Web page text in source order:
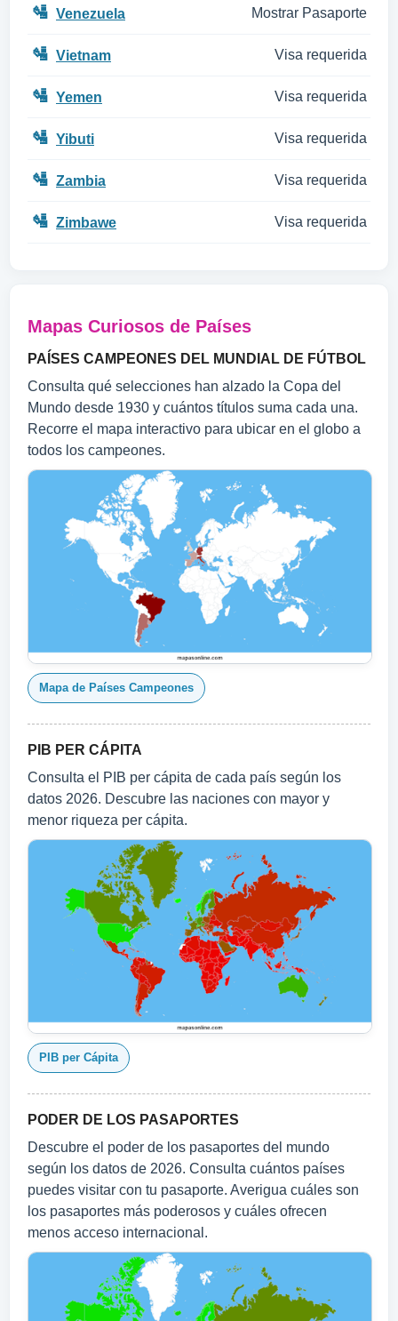
🛂 Venezuela Mostrar Pasaporte
🛂 Vietnam Visa requerida
🛂 Yemen Visa requerida
🛂 Yibuti Visa requerida
🛂 Zambia Visa requerida
🛂 Zimbawe Visa requerida
Mapas Curiosos de Países
PAÍSES CAMPEONES DEL MUNDIAL DE FÚTBOL
Consulta qué selecciones han alzado la Copa del
Mundo desde 1930 y cuántos títulos suma cada una.
Recorre el mapa interactivo para ubicar en el globo a
todos los campeones.
Mapa de Países Campeones
PIB PER CÁPITA
Consulta el PIB per cápita de cada país según los
datos 2026. Descubre las naciones con mayor y
menor riqueza per cápita.
PIB per Cápita
PODER DE LOS PASAPORTES
Descubre el poder de los pasaportes del mundo
según los datos de 2026. Consulta cuántos países
puedes visitar con tu pasaporte. Averigua cuáles son
los pasaportes más poderosos y cuáles ofrecen
menos acceso internacional.